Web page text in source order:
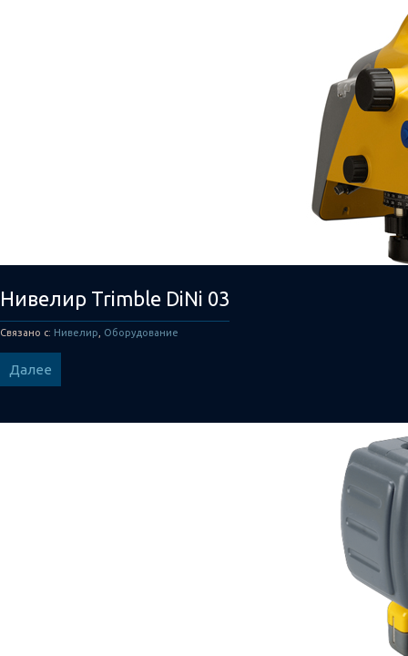
Нивелир Trimble DiNi 03
Связано с: Нивелир Оборудование
Далее